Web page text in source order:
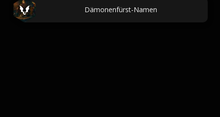
Dämonenfürst-Namen